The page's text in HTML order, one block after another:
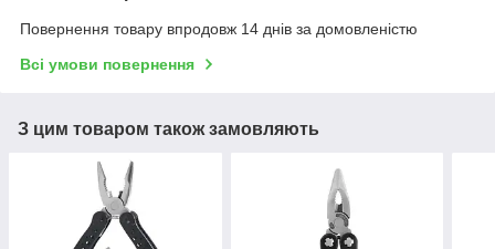
Повернення товару впродовж 14 днів за домовленістю
Всі умови повернення
З цим товаром також замовляють